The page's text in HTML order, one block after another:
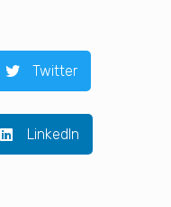
Twitter
LinkedIn